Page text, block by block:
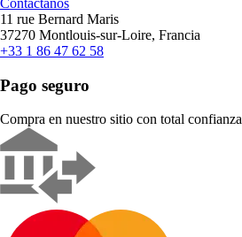
11 rue Bernard Maris
37270 Montlouis-sur-Loire, Francia
+33 1 86 47 62 58
Pago seguro
Compra en nuestro sitio con total confianza